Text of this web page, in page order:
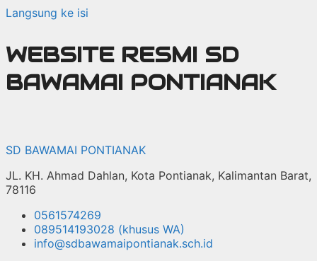
Langsung ke isi
WEBSITE RESMI SD
BAWAMAI PONTIANAK
SD BAWAMAI PONTIANAK
JL. KH. Ahmad Dahlan, Kota Pontianak, Kalimantan Barat,
78116
0561574269
089514193028 (khusus WA)
info@sdbawamaipontianak.sch.id